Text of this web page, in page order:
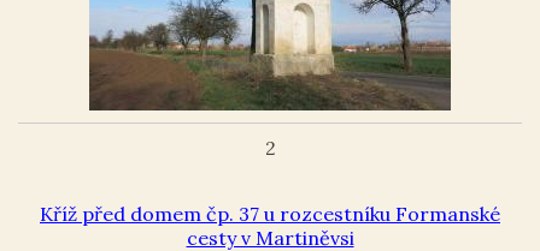
2
Kříž před domem čp. 37 u rozcestníku Formanské
cesty v Martiněvsi